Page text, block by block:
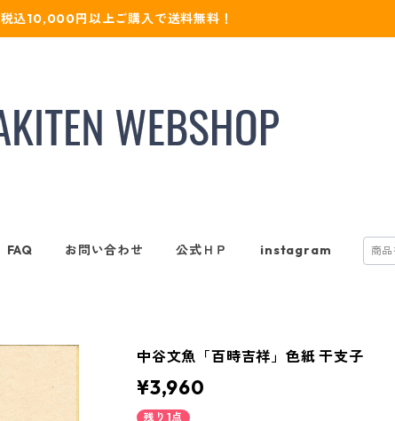
税込10,000円以上ご購入で送料無料！
FAQ お問い合わせ 公式ＨＰ instagram
中谷文魚「百時吉祥」色紙 干支子
¥3,960
残り1点